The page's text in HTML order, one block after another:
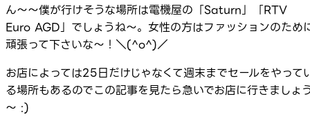
ん～～僕が行けそうな場所は電機屋の「Saturn」「RTV
Euro AGD」でしょうね～。女性の方はファッションのため
頑張って下さいな～！＼(^o^)／
お店によっては25日だけじゃなくて週末までセールをやって
る場所もあるのでこの記事を見たら急いでお店に行きましょ
～ :)